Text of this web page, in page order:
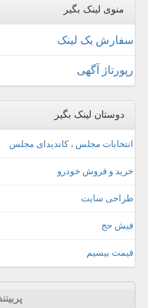
منوی لینک بگیر
سفارش بک لینک
رپورتاژ آگهی
دوستان لینک بگیر
انتخابات مجلس ، کاندیدای مجلس
خرید و فروش خودرو
طراحی سایت
فیش حج
قیمت بیسیم